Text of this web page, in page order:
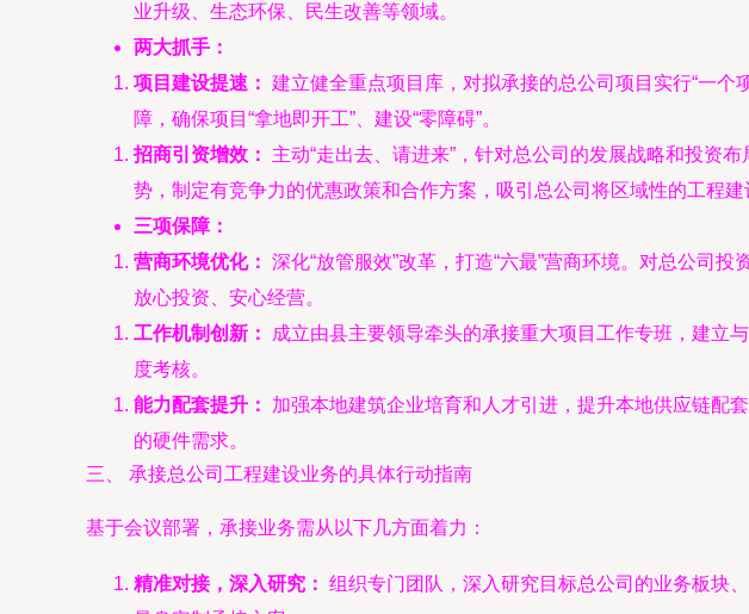
业升级、生态环保、民生改善等领域。
两大抓手：
项目建设提速： 建立健全重点项目库，对拟承接的总公司项目实行“一
障，确保项目“拿地即开工”、建设“零障碍”。
招商引资增效：
主动“走出去、请进来”，针对总公司的发展战略和投资
势，制定有竞争力的优惠政策和合作方案，吸引总公司将区域性的工程
三项保障：
营商环境优化： 深化“放管服效”改革，打造“六最”营商环境。对总公司投
放心投资、安心经营。
工作机制创新：
成立由县主要领导牵头的承接重大项目工作专班，建立
度考核。
能力配套提升：
加强本地建筑企业培育和人才引进，提升本地供应链配
的硬件需求。
三、 承接总公司工程建设业务的具体行动指南
基于会议部署，承接业务需从以下几方面着力：
精准对接，深入研究： 组织专门团队，深入研究目标总公司的业务板块